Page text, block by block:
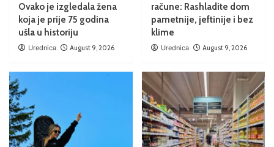
Ovako je izgledala žena
koja je prije 75 godina
ušla u historiju
Urednica August 9, 2026
račune: Rashladite dom
pametnije, jeftinije i bez
klime
Urednica August 9, 2026